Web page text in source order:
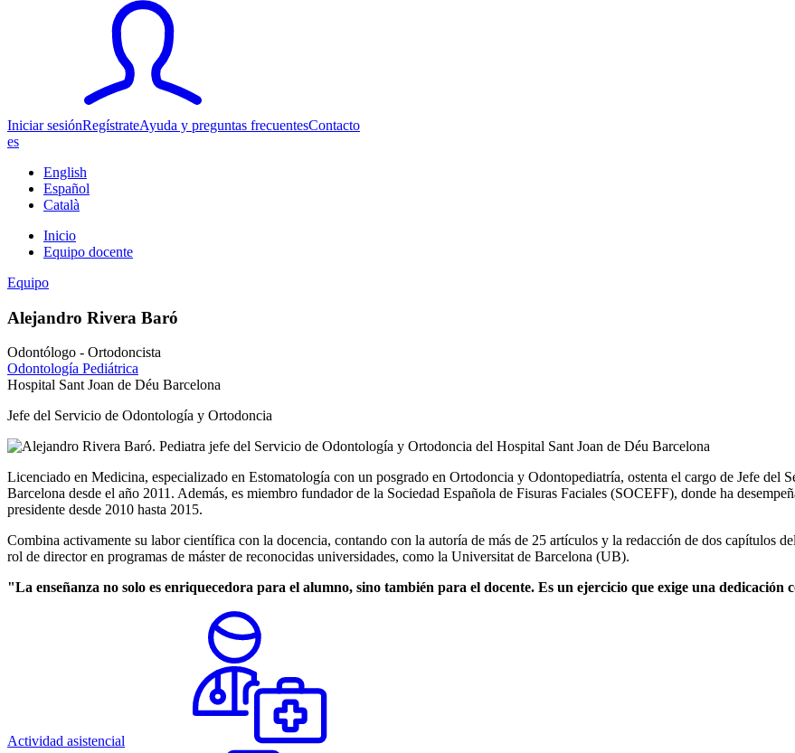
Iniciar sesiónRegístrateAyuda y preguntas frecuentesContacto
es
English
Español
Català
Inicio
Equipo docente
Equipo
Alejandro Rivera Baró
Odontólogo - Ortodoncista
Odontología Pediátrica
Hospital Sant Joan de Déu Barcelona
Jefe del Servicio de Odontología y Ortodoncia
Licenciado en Medicina, especializado en Estomatología con un posgrado en Ortodoncia y Odontopediatría, ostenta el cargo de Jefe
Barcelona desde el año 2011. Además, es miembro fundador de la Sociedad Española de Fisuras Faciales (SOCEFF), donde ha
presidente desde 2010 hasta 2015.
Combina activamente su labor científica con la docencia, contando con la autoría de más de 25 artículos y la redacción de dos capítulos
rol de director en programas de máster de reconocidas universidades, como la Universitat de Barcelona (UB).
"La enseñanza no solo es enriquecedora para el alumno, sino también para el docente. Es un ejercicio que exige una dedicación
Actividad asistencial